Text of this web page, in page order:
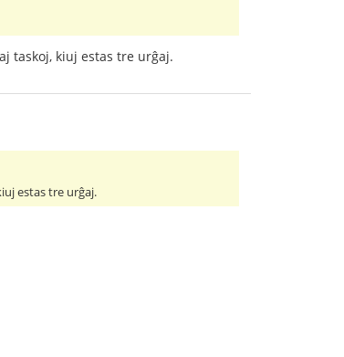
taskoj, kiuj estas tre urĝaj.
estas tre urĝaj.